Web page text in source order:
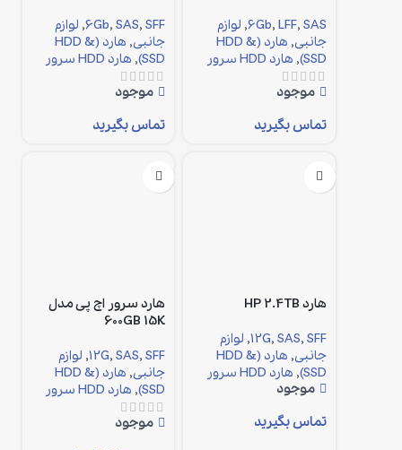
6Gb, LFF, SAS
, لوازم
جانبی,
هارد (HDD &
SSD)
, هارد HDD سرور
موجود
تماس بگیرید
6Gb,SAS,SFF
, لوازم
جانبی,
هارد (HDD &
SSD)
, هارد HDD سرور
موجود
تماس بگیرید
هارد HP 2.4TB
12G, SAS, SFF
, لوازم
جانبی,
هارد (HDD &
SSD)
, هارد HDD سرور
موجود
تماس بگیرید
هارد سرور اچ پی مدل
600GB 15K
12G,SAS,SFF
, لوازم
جانبی,
هارد (HDD &
SSD)
, هارد HDD سرور
موجود